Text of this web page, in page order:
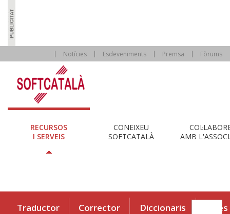
Notícies Esdeveniments Premsa Fòrums
RECURSOS
I SERVEIS
CONEIXEU
SOFTCATALÀ
AMB
Traductor Corrector Diccionaris Eines